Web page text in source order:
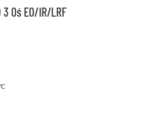
Oś EO/IR/LRF
℃